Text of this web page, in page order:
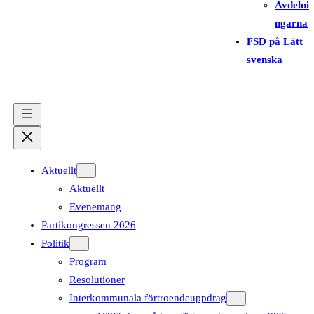
Avdelni
ngarna
FSD på Lätt
svenska
Aktuellt
Aktuellt
Evenemang
Partikongressen 2026
Politik
Program
Resolutioner
Interkommunala förtroendeuppdrag